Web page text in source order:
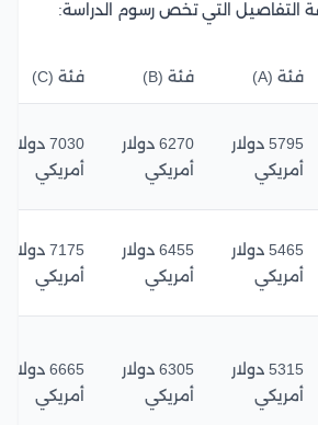
التفاصيل التي تخص رسوم الدراسة:
فئة (A) فئة (B) فئة (C)
5795 دولار
أمريكي
6270 دولار
أمريكي
7030 دولار
أمريكي
5465 دولار
أمريكي
6455 دولار
أمريكي
7175 دولار
أمريكي
5315 دولار
أمريكي
6305 دولار
أمريكي
6665 دولار
أمريكي